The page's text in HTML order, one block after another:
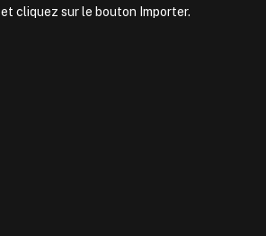
cliquez sur le bouton Importer.